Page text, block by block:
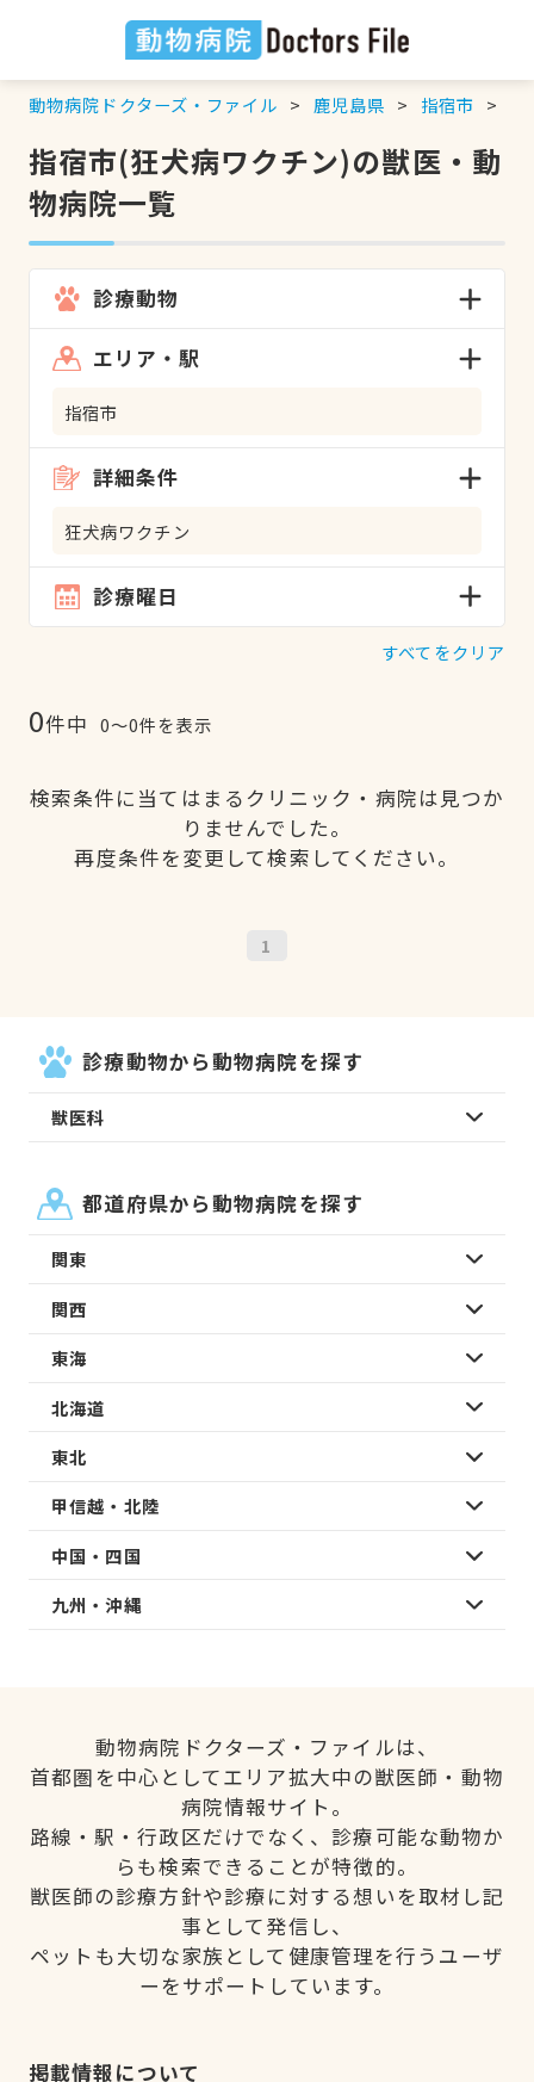
動物病院ドクターズ・ファイル 鹿児島県 指宿市
指宿市(狂犬病ワクチン)の獣医・動
物病院一覧
診療動物
エリア・駅
指宿市
詳細条件
狂犬病ワクチン
診療曜日
すべてをクリア
0件中 0〜0件を表示
検索条件に当てはまるクリニック・病院は見つか
りませんでした。
再度条件を変更して検索してください。
1
診療動物から動物病院を探す
獣医科
都道府県から動物病院を探す
関東
関西
東海
北海道
東北
甲信越・北陸
中国・四国
九州・沖縄
動物病院ドクターズ・ファイルは、
首都圏を中心としてエリア拡大中の獣医師・動物
病院情報サイト。
路線・駅・行政区だけでなく、診療可能な動物か
らも検索できることが特徴的。
獣医師の診療方針や診療に対する想いを取材し記
事として発信し、
ペットも大切な家族として健康管理を行うユーザ
ーをサポートしています。
掲載情報について